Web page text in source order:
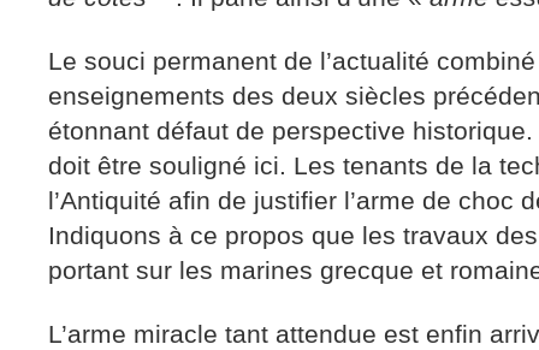
Le souci permanent de l’actualité
enseignements des deux siècles
étonnant défaut de perspective
doit être souligné ici. Les tenants de la
l’Antiquité afin de justifier l’arme de choc
Indiquons à ce propos que les travaux
portant sur les marines grecque et
L’arme miracle tant attendue est enfin